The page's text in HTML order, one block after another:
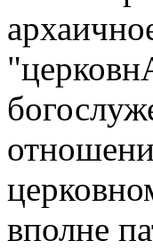
вполне